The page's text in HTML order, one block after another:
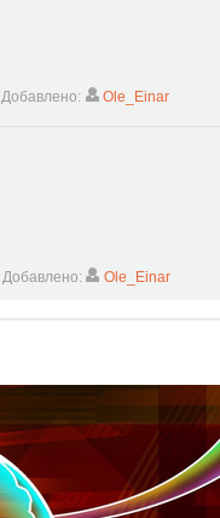
Добавлено: Ole_Einar
Добавлено: Ole_Einar